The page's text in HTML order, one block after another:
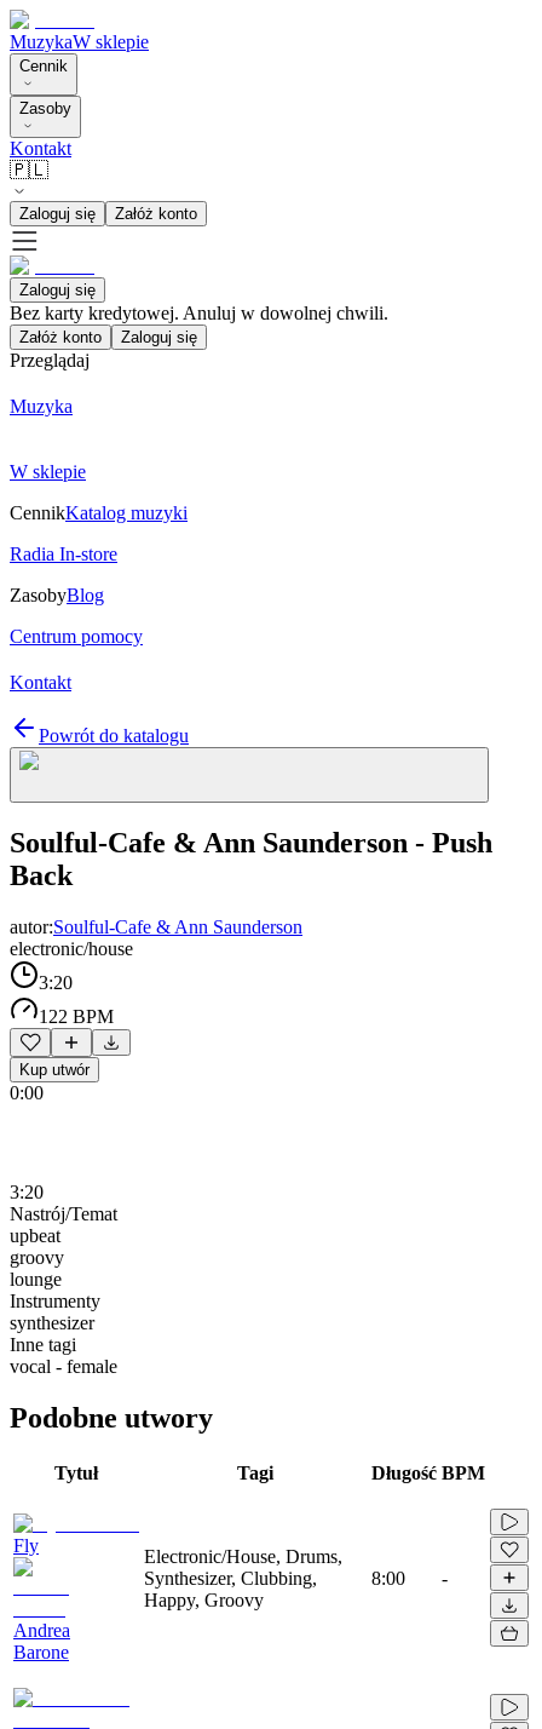
MuzykaW sklepie
Cennik
Zasoby
Kontakt
🇵🇱
Zaloguj się Załóż konto
Zaloguj się
Bez karty kredytowej. Anuluj w dowolnej chwili.
Załóż konto Zaloguj się
Przeglądaj
Muzyka
W sklepie
CennikKatalog muzyki
Radia In-store
ZasobyBlog
Centrum pomocy
Kontakt
Powrót do katalogu
Soulful-Cafe & Ann Saunderson - Push
Back
autor:Soulful-Cafe & Ann Saunderson
electronic/house
3:20
122 BPM
Kup utwór
0:00
3:20
Nastrój/Temat
upbeat
groovy
lounge
Instrumenty
synthesizer
Inne tagi
vocal - female
Podobne utwory
Tytuł Tagi Długość BPM
Fly
Andrea
Barone
Electronic/House, Drums,
Synthesizer, Clubbing,
Happy, Groovy
8:00 -